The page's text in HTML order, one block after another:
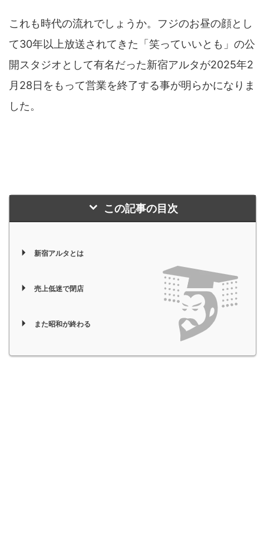
これも時代の流れでしょうか。フジのお昼の顔とし
て30年以上放送されてきた「笑っていいとも」の公
開スタジオとして有名だった新宿アルタが2025年2
月28日をもって営業を終了する事が明らかになりま
した。
この記事の目次
新宿アルタとは
売上低迷で閉店
また昭和が終わる